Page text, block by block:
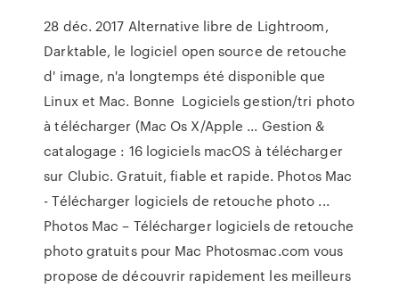
28 déc. 2017 Alternative libre de Lightroom,
Darktable, le logiciel open source de retouche
d' image, n'a longtemps été disponible que
Linux et Mac. Bonne Logiciels gestion/tri photo
à télécharger (Mac Os X/Apple ... Gestion &
catalogage : 16 logiciels macOS à télécharger
sur Clubic. Gratuit, fiable et rapide. Photos Mac
- Télécharger logiciels de retouche photo ...
Photos Mac – Télécharger logiciels de retouche
photo gratuits pour Mac Photosmac.com vous
propose de découvrir rapidement les meilleurs